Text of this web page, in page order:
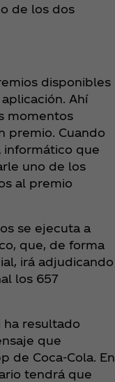
de los dos
disponibles
Ahí
momentos
premio. Cuando
informático que
uno de los
al premio
se ejecuta a
que, de forma
irá adjudicando
los 657
ha resultado
que
de Coca‑Cola. En
tendrá que